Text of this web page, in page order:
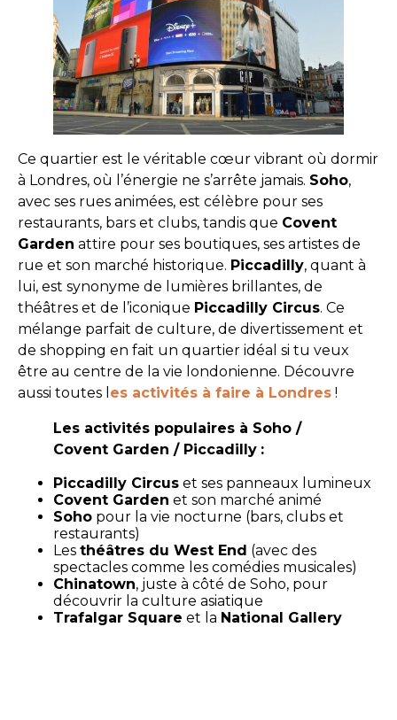
Ce quartier est le véritable cœur vibrant où dormir
à Londres, où l’énergie ne s’arrête jamais. Soho,
avec ses rues animées, est célèbre pour ses
restaurants, bars et clubs, tandis que Covent
Garden attire pour ses boutiques, ses artistes de
rue et son marché historique. Piccadilly, quant à
lui, est synonyme de lumières brillantes, de
théâtres et de l’iconique Piccadilly Circus. Ce
mélange parfait de culture, de divertissement et
de shopping en fait un quartier idéal si tu veux
être au centre de la vie londonienne. Découvre
aussi toutes l es activités à faire à Londres !
Les activités populaires à Soho /
Covent Garden / Piccadilly :
Piccadilly Circus et ses panneaux lumineux
Covent Garden et son marché animé
Soho pour la vie nocturne (bars, clubs et
restaurants)
Les théâtres du West End (avec des
spectacles comme les comédies musicales)
Chinatown, juste à côté de Soho, pour
découvrir la culture asiatique
Trafalgar Square et la National Gallery